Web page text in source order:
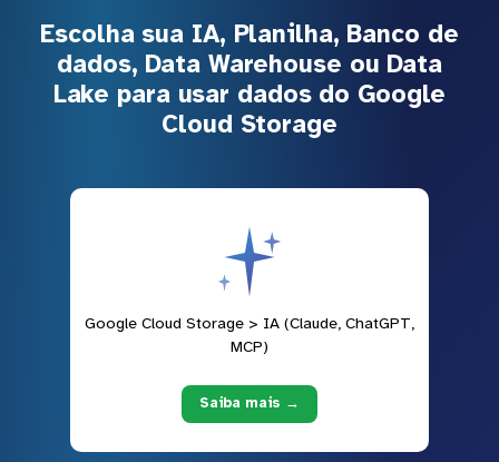
Escolha sua IA, Planilha, Banco de
dados, Data Warehouse ou Data
Lake para usar dados do Google
Cloud Storage
Google Cloud Storage > IA (Claude, ChatGPT,
MCP)
Saiba mais →